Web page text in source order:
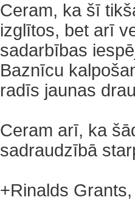
‌Ceram, ka šī
izglītos, bet arī
sadarbības
Baznīcu
radīs jaunas
‌Ceram arī, ka
sadraudzībā
+Rinalds